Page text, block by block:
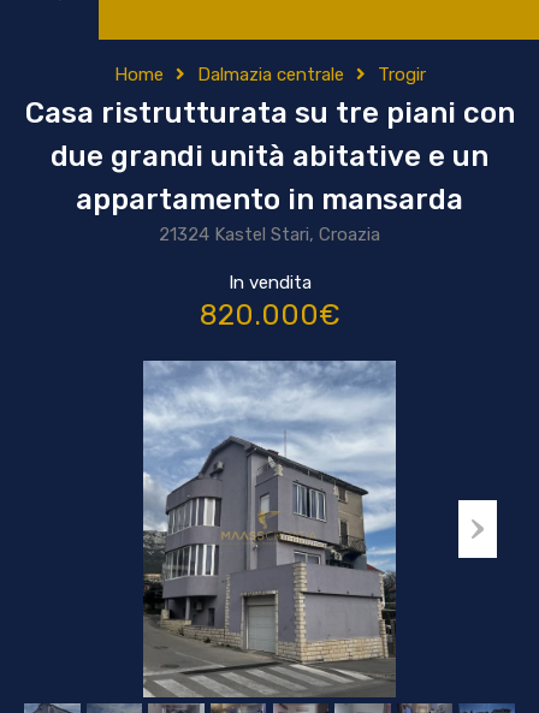
Home Dalmazia centrale Trogir
Casa ristrutturata su tre piani con
due grandi unità abitative e un
appartamento in mansarda
21324 Kastel Stari, Croazia
In vendita
820.000€